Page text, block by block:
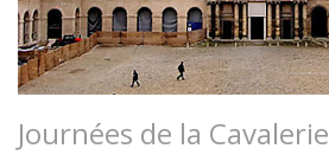
Journées de la Cavalerie